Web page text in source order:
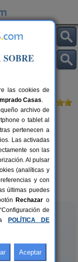
4 pers.
desde30 €
las cookies de
Casas.
archivo de
o tablet al
pertenecen a
Las activadas
son las
Al pulsar
(analíticas y
y con
últimas puedes
Rechazar o
de
POLÍTICA DE